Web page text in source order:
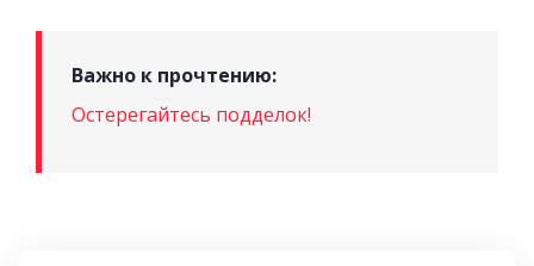
Важно к прочтению:
Остерегайтесь подделок!